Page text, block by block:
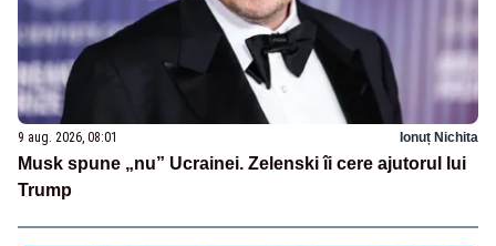
9 aug. 2026, 08:01 Ionuț Nichita
Musk spune „nu” Ucrainei. Zelenski îi cere ajutorul lui
Trump